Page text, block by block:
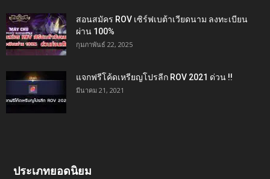
สอนสมัคร ROV เซิร์ฟเบต้าเวียดนาม ลงทะเบียน
ผ่าน 100%
กุมภาพันธ์ 22, 2025
แจกฟรีโค้ดเหรียญโปรลีก ROV 2021 ด่วน !!
มีนาคม 21, 2021
ประเภทยอดนิยม